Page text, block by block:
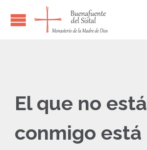
El que no está
conmigo está